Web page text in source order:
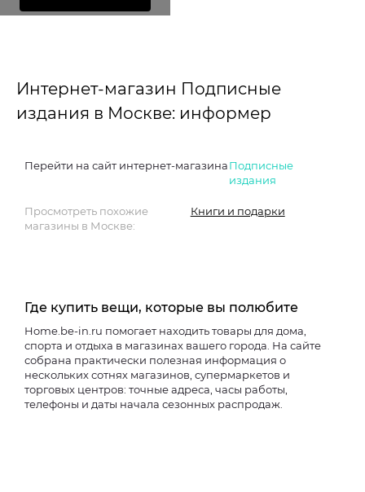
Интернет-магазин Подписные
издания в Москве: информер
Перейти на сайт интернет-магазинаПодписные
издания
Просмотреть похожие
магазины в Москве:
Книги и подарки
Где купить вещи, которые вы полюбите
Home.be-in.ru помогает находить товары для дома,
спорта и отдыха в магазинах вашего города. На сайте
собрана практически полезная информация о
нескольких сотнях магазинов, супермаркетов и
торговых центров: точные адреса, часы работы,
телефоны и даты начала сезонных распродаж.